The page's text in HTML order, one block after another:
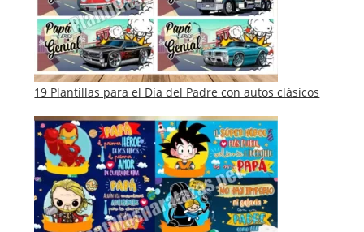
19 Plantillas para el Día del Padre con autos clásicos